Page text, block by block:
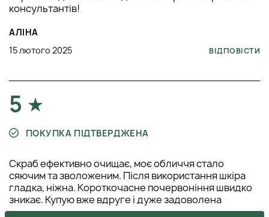
консультантів!
АЛІНА
15 лютого 2025
ВІДПОВІСТИ
5
ПОКУПКА ПІДТВЕРДЖЕНА
Скраб ефективно очищає, моє обличчя стало
сяючим та зволоженим. Після використання шкіра
гладка, ніжна. Короткочасне почервоніння швидко
зникає. Купую вже вдруге і дуже задоволена